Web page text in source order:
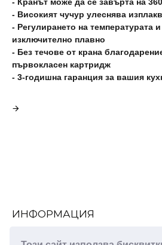
- Високият чучур улеснява
- Регулирането на температурата
изключително плавно
- Без течове от крана
първокласен картридж
- 3-годишна гаранция за вашия
ИНФОРМАЦИЯ